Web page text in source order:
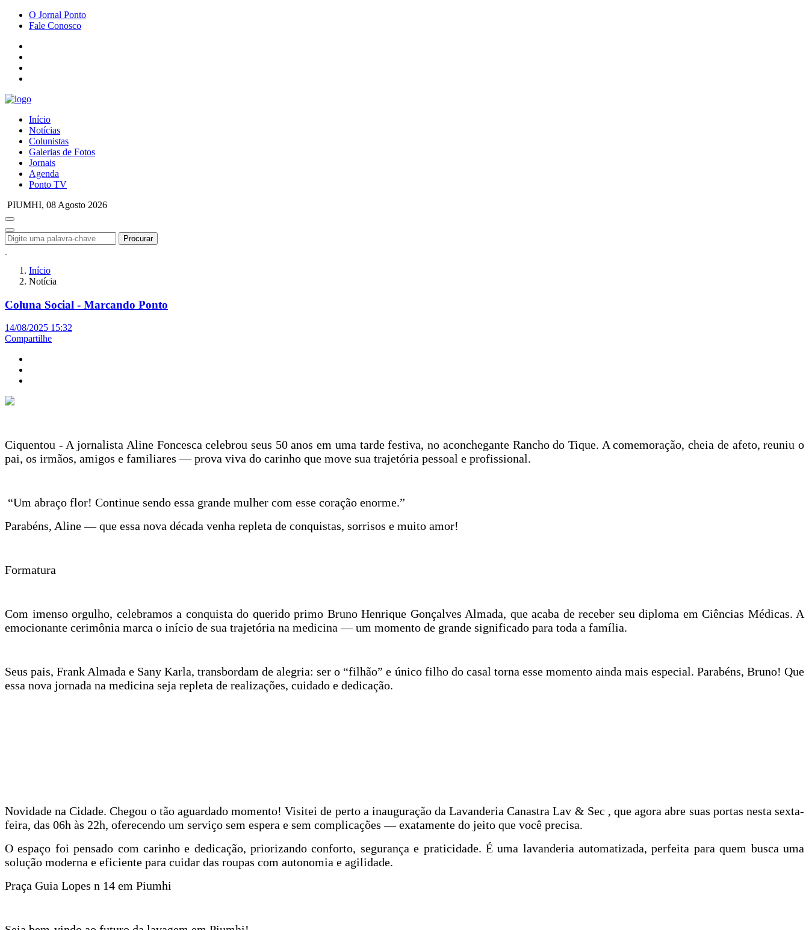
O Jornal Ponto
Fale Conosco
Início
Notícias
Colunistas
Galerias de Fotos
Jornais
Agenda
Ponto TV
PIUMHI, 08 Agosto 2026
Procurar
Início
Notícia
Coluna Social - Marcando Ponto
14/08/2025 15:32
Compartilhe
Ciquentou - A jornalista Aline Foncesca celebrou seus 50 anos em uma tarde festiva, no aconchegante Rancho do Tique. A comemoração, cheia de afeto, reuniu o
pai, os irmãos, amigos e familiares — prova viva do carinho que move sua trajetória pessoal e profissional.
“Um abraço flor! Continue sendo essa grande mulher com esse coração enorme.”
Parabéns, Aline — que essa nova década venha repleta de conquistas, sorrisos e muito amor!
Formatura
Com imenso orgulho, celebramos a conquista do querido primo Bruno Henrique Gonçalves Almada, que acaba de receber seu diploma em Ciências Médicas. A
emocionante cerimônia marca o início de sua trajetória na medicina — um momento de grande significado para toda a família.
Seus pais, Frank Almada e Sany Karla, transbordam de alegria: ser o “filhão” e único filho do casal torna esse momento ainda mais especial. Parabéns, Bruno! Que
essa nova jornada na medicina seja repleta de realizações, cuidado e dedicação.
Novidade na Cidade. Chegou o tão aguardado momento! Visitei de perto a inauguração da Lavanderia Canastra Lav & Sec , que agora abre suas portas nesta sexta-
feira, das 06h às 22h, oferecendo um serviço sem espera e sem complicações — exatamente do jeito que você precisa.
O espaço foi pensado com carinho e dedicação, priorizando conforto, segurança e praticidade. É uma lavanderia automatizada, perfeita para quem busca uma
solução moderna e eficiente para cuidar das roupas com autonomia e agilidade.
Praça Guia Lopes n 14 em Piumhi